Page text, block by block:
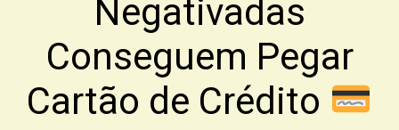
Negativadas
Conseguem Pegar
Cartão de Crédito